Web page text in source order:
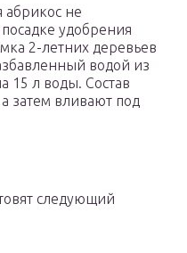
абрикос не
удобрения
2-летних деревьев
водой из
15 л воды. Состав
затем вливают под
следующий